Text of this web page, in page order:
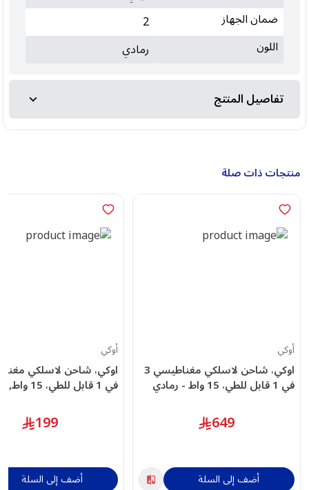
ضمان الجهاز
2
اللون
رمادي
تفاصيل المنتج
منتجات ذات صلة
أوكي
اوكي، شاحن لاسلكي مغناطيسي 3
في 1 قابل للطي، 15 واط - رمادي
649
أضف إلى السلة
أوكي
في 1 قابل للطي، 15 واط, رمادي
199
أضف إلى السلة